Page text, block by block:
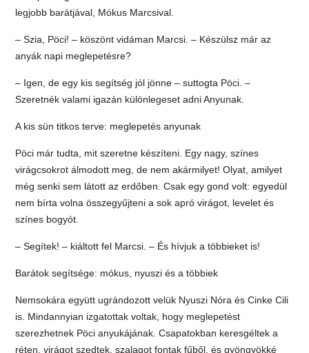
legjobb barátjával, Mókus Marcsival.
– Szia, Pöci! – köszönt vidáman Marcsi. – Készülsz már az
anyák napi meglepetésre?
– Igen, de egy kis segítség jól jönne – suttogta Pöci. –
Szeretnék valami igazán különlegeset adni Anyunak.
A kis sün titkos terve: meglepetés anyunak
Pöci már tudta, mit szeretne készíteni. Egy nagy, színes
virágcsokrot álmodott meg, de nem akármilyet! Olyat, amilyet
még senki sem látott az erdőben. Csak egy gond volt: egyedül
nem bírta volna összegyűjteni a sok apró virágot, levelet és
színes bogyót.
– Segítek! – kiáltott fel Marcsi. – És hívjuk a többieket is!
Barátok segítsége: mókus, nyuszi és a többiek
Nemsokára együtt ugrándozott velük Nyuszi Nóra és Cinke Cili
is. Mindannyian izgatottak voltak, hogy meglepetést
szerezhetnek Pöci anyukájának. Csapatokban keresgéltek a
réten, virágot szedtek, szalagot fontak fűből, és gyöngyökké